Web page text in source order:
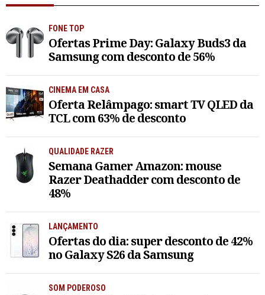
FONE TOP
Ofertas Prime Day: Galaxy Buds3 da
Samsung com desconto de 56%
CINEMA EM CASA
Oferta Relâmpago: smart TV QLED da
TCL com 63% de desconto
QUALIDADE RAZER
Semana Gamer Amazon: mouse
Razer Deathadder com desconto de
48%
LANÇAMENTO
Ofertas do dia: super desconto de 42%
no Galaxy S26 da Samsung
SOM PODEROSO